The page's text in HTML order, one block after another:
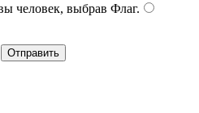
человек, выбрав Флаг.